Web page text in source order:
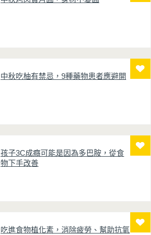
中秋吃柚有禁忌，9種藥物患者應避開
孩子3C成癮可能是因為多巴胺，從食
物下手改善
吃進食物植化素，消除疲勞、幫助抗氧